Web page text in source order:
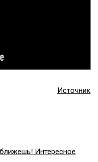
Источник
Интересное